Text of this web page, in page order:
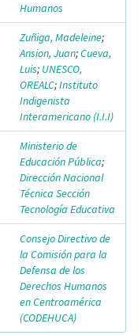
Humanos
Zuñiga, Madeleine;
Ansion, Juan;Cueva,
Luis; UNESCO,
OREALC;Instituto
Indigenista
Interamericano (I.I.I)
Ministerio de
Educación Pública;
Dirección Nacional
Técnica Sección
Tecnología Educativa
Consejo Directivo de
la Comisión para la
Defensa de los
Derechos Humanos
en Centroamérica
(CODEHUCA)